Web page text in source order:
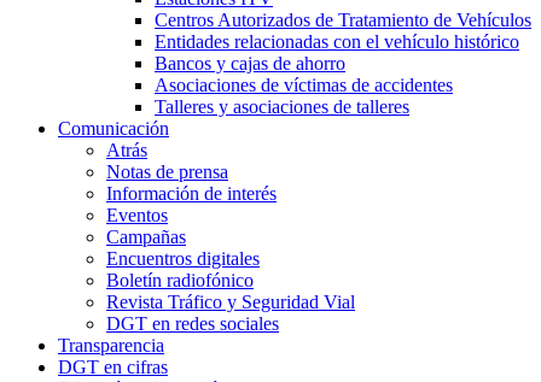
Centros Autorizados de Tratamiento de Vehículos
Entidades relacionadas con el vehículo histórico
Bancos y cajas de ahorro
Asociaciones de víctimas de accidentes
Talleres y asociaciones de talleres
Comunicación
Atrás
Notas de prensa
Información de interés
Eventos
Campañas
Encuentros digitales
Boletín radiofónico
Revista Tráfico y Seguridad Vial
DGT en redes sociales
Transparencia
DGT en cifras